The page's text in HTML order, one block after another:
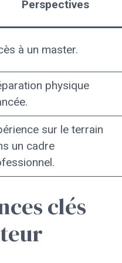
Perspectives
à un master.
physique
sur le terrain
un cadre
clés